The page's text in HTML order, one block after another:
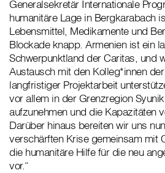
Generalsekretär Internationale
humanitäre Lage in Bergkarabach
Lebensmittel, Medikamente und
Blockade knapp. Armenien ist ein
Schwerpunktland der Caritas, und
Austausch mit den Kolleg*innen
langfristiger Projektarbeit
vor allem in der Grenzregion
aufzunehmen und die Kapazitäten
Darüber hinaus bereiten wir uns
verschärften Krise gemeinsam mit
die humanitäre Hilfe für die neu
vor.“